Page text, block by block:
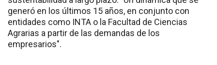
generó en los últimos 15 años, en conjunto con
entidades como INTA o la Facultad de Ciencias
Agrarias a partir de las demandas de los
empresarios".